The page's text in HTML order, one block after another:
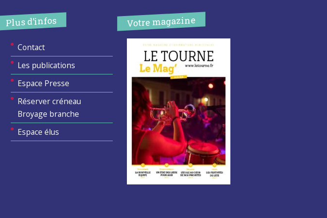
Plus d’infos
Contact
Les publications
Espace Presse
Réserver créneau
Broyage branche
Espace élus
Votre magazine